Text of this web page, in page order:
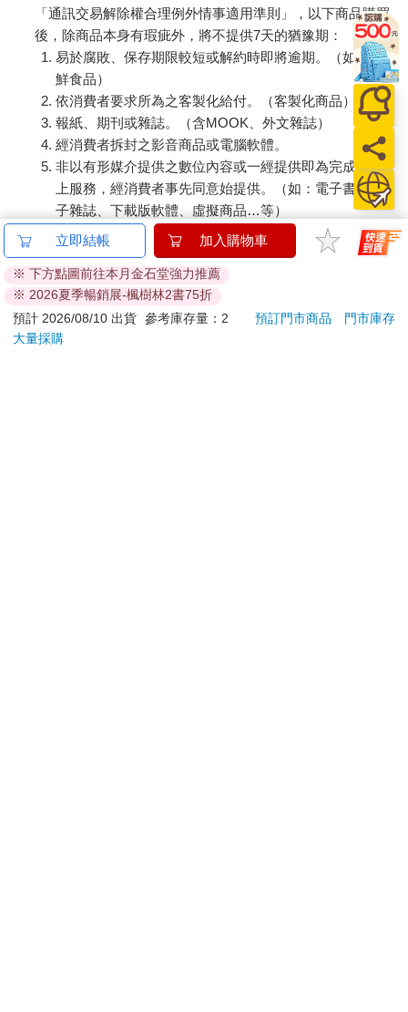
「通訊交易解除權合理例外情事適用準則」，以下商品購買
後，除商品本身有瑕疵外，將不提供7天的猶豫期：
易於腐敗、保存期限較短或解約時即將逾期。（如：生
鮮食品）
依消費者要求所為之客製化給付。（客製化商品）
報紙、期刊或雜誌。（含MOOK、外文雜誌）
經消費者拆封之影音商品或電腦軟體。
非以有形媒介提供之數位內容或一經提供即為完成之線
上服務，經消費者事先同意始提供。（如：電子書、電
子雜誌、下載版軟體、虛擬商品…等）
已拆封之個人衛生用品。（如：內衣褲、刮鬍刀、除毛
刀…等）
若非上列種類商品，均享有到貨7天的猶豫期（含例假
日）。
辦理退換貨時，商品（組合商品恕無法接受單獨退貨）必須
是您收到商品時的原始狀態（包含商品本體、配件、贈品、
立即結帳 加入購物車
※ 下方點圖前往本月金石堂強力推薦
※ 2026夏季暢銷展-楓樹林2書75折
預計 2026/08/10 出貨 參考庫存量：2 預訂門市商品
門市庫存
大量採購